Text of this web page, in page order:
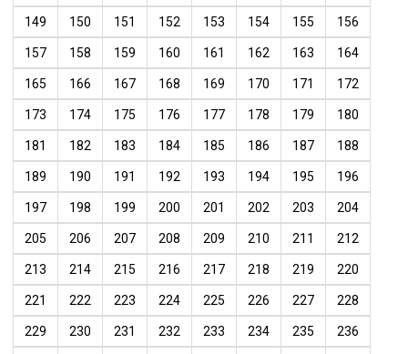
149 150 151 152 153 154 155 156
157 158 159 160 161 162 163 164
165 166 167 168 169 170 171 172
173 174 175 176 177 178 179 180
181 182 183 184 185 186 187 188
189 190 191 192 193 194 195 196
197 198 199 200 201 202 203 204
205 206 207 208 209 210 211 212
213 214 215 216 217 218 219 220
221 222 223 224 225 226 227 228
229 230 231 232 233 234 235 236